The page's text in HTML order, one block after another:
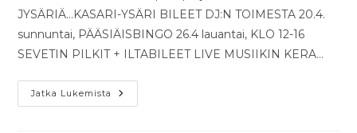
JYSÄRIÄ...KASARI-YSÄRI BILEET DJ:N TOIMESTA 20.4.
sunnuntai, PÄÄSIÄISBINGO 26.4 lauantai, KLO 12-16
SEVETIN PILKIT + ILTABILEET LIVE MUSIIKIN KERA…
Jatka Lukemista